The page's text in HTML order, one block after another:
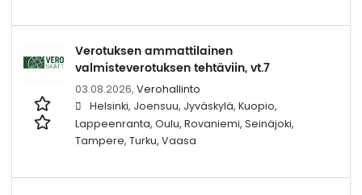
Verotuksen ammattilainen
valmisteverotuksen tehtäviin, vt.7
03.08.2026, Verohallinto
Helsinki, Joensuu, Jyväskylä, Kuopio,
Lappeenranta, Oulu, Rovaniemi, Seinäjoki,
Tampere, Turku, Vaasa